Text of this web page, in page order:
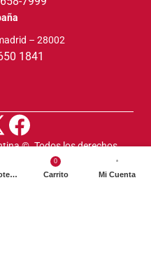
– 28002
1841
©️. Todos los derechos
Mi Biblioteca
0
Carrito Mi Cuenta